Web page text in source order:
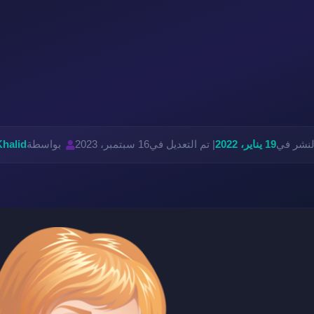
في19 يناير، 2022 | تم التعديل في16 سبتمبر، 2023 بواسطة